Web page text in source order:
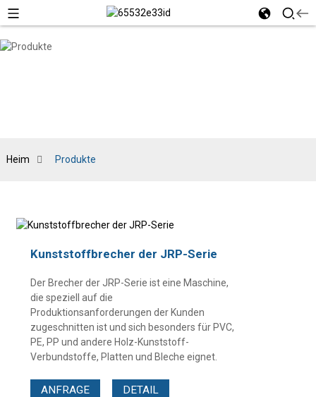
Heim Produkte
Kunststoffbrecher der JRP-Serie
Der Brecher der JRP-Serie ist eine Maschine,
die speziell auf die
Produktionsanforderungen der Kunden
zugeschnitten ist und sich besonders für PVC,
PE, PP und andere Holz-Kunststoff-
Verbundstoffe, Platten und Bleche eignet.
ANFRAGE DETAIL